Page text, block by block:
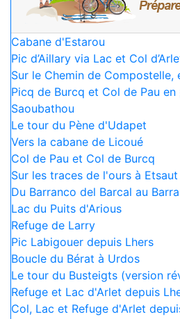
Cabane d'Estarou
Pic d’Aillary via Lac et Col
Sur le Chemin de
Picq de Burcq et Col de Pau
Saoubathou
Le tour du Pène d'Udapet
Vers la cabane de Licoué
Col de Pau et Col de Burcq
Sur les traces de l'ours à Etsaut
Du Barranco del Barcal au
Lac du Puits d'Arious
Refuge de Larry
Pic Labigouer depuis Lhers
Boucle du Bérat à Urdos
Le tour du Busteigts (version
Refuge et Lac d'Arlet depuis
Col, Lac et Refuge d'Arlet